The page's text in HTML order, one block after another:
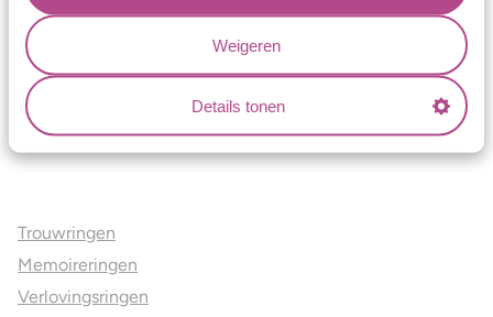
Weigeren
Details tonen
— en jullie levensstijl.
Lees verder
Trouwringen
Memoireringen
Verlovingsringen